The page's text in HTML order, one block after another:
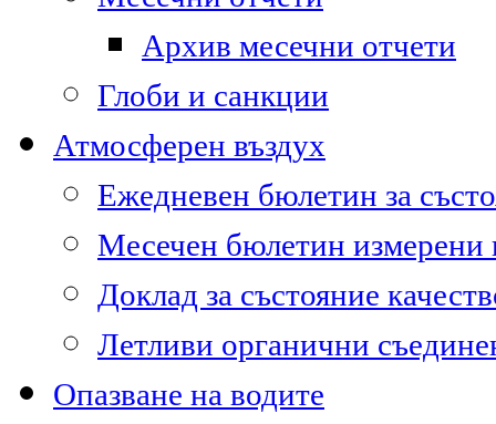
Архив месечни отчети
Глоби и санкции
Атмосферен въздух
Ежедневен бюлетин за
Месечен бюлетин
Доклад за състояние
Летливи органични
Опазване на водите